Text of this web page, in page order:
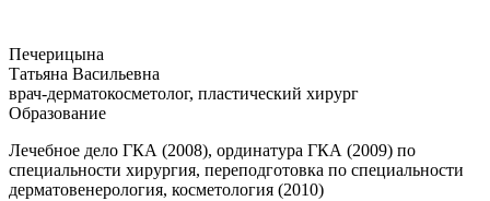
Печерицына
Татьяна Васильевна
врач-дерматокосметолог, пластический хирург
Образование
Лечебное дело ГКА (2008), ординатура ГКА (2009) по
специальности хирургия, переподготовка по специальности
дерматовенерология, косметология (2010)